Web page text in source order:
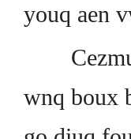
youq aen
Cezmuz
wnq boux